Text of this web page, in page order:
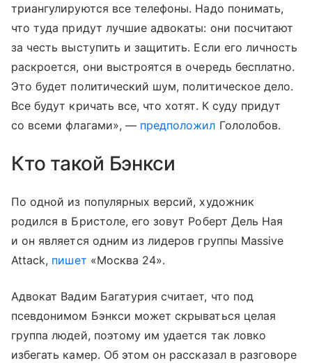
триангулируются все телефоны. Надо понимать,
что туда придут лучшие адвокаты: они посчитают
за честь выступить и защитить. Если его личность
раскроется, они выстроятся в очередь бесплатно.
Это будет политический шум, политическое дело.
Все будут кричать все, что хотят. К суду придут
со всеми флагами», — предположил Гололобов.
Кто такой Бэнкси
По одной из популярных версий, художник
родился в Бристоле, его зовут Роберт Дель Ная
и он является одним из лидеров группы Massive
Attack, пишет «Москва 24».
Адвокат Вадим Багатурия считает, что под
псевдонимом Бэнкси может скрываться целая
группа людей, поэтому им удается так ловко
избегать камер. Об этом он рассказал в разговоре